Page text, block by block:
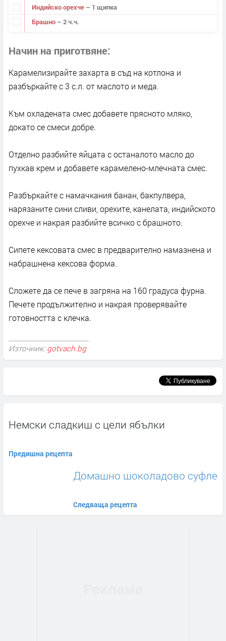
Индийско орехче – 1 щипка
Брашно – 2 ч.ч.
Начин на приготвяне
Карамелизирайте захарта в съд на котлона и
разбъркайте с 3 с.л. от маслото и меда.
Към охладената смес добавете прясното мляко,
докато се смеси добре.
Отделно разбийте яйцата с останалото масло до
пухкав крем и добавете карамелено-млечната смес.
Разбъркайте с намачкания банан, бакпулвера,
нарязаните сини сливи, орехите, канелата, индийското
орехче и накрая разбийте всичко с брашното.
Сипете кексовата смес в предварително намазнена и
набрашнена кексова форма.
Сложете да се пече в загряна на 160 градуса фурна.
Печете продължително и накрая проверявайте
готовността с клечка.
Източник: gotvach.bg
Немски сладкиш с цели ябълки
Предишна рецепта
Домашно шоколадово суфле
Следваща рецепта